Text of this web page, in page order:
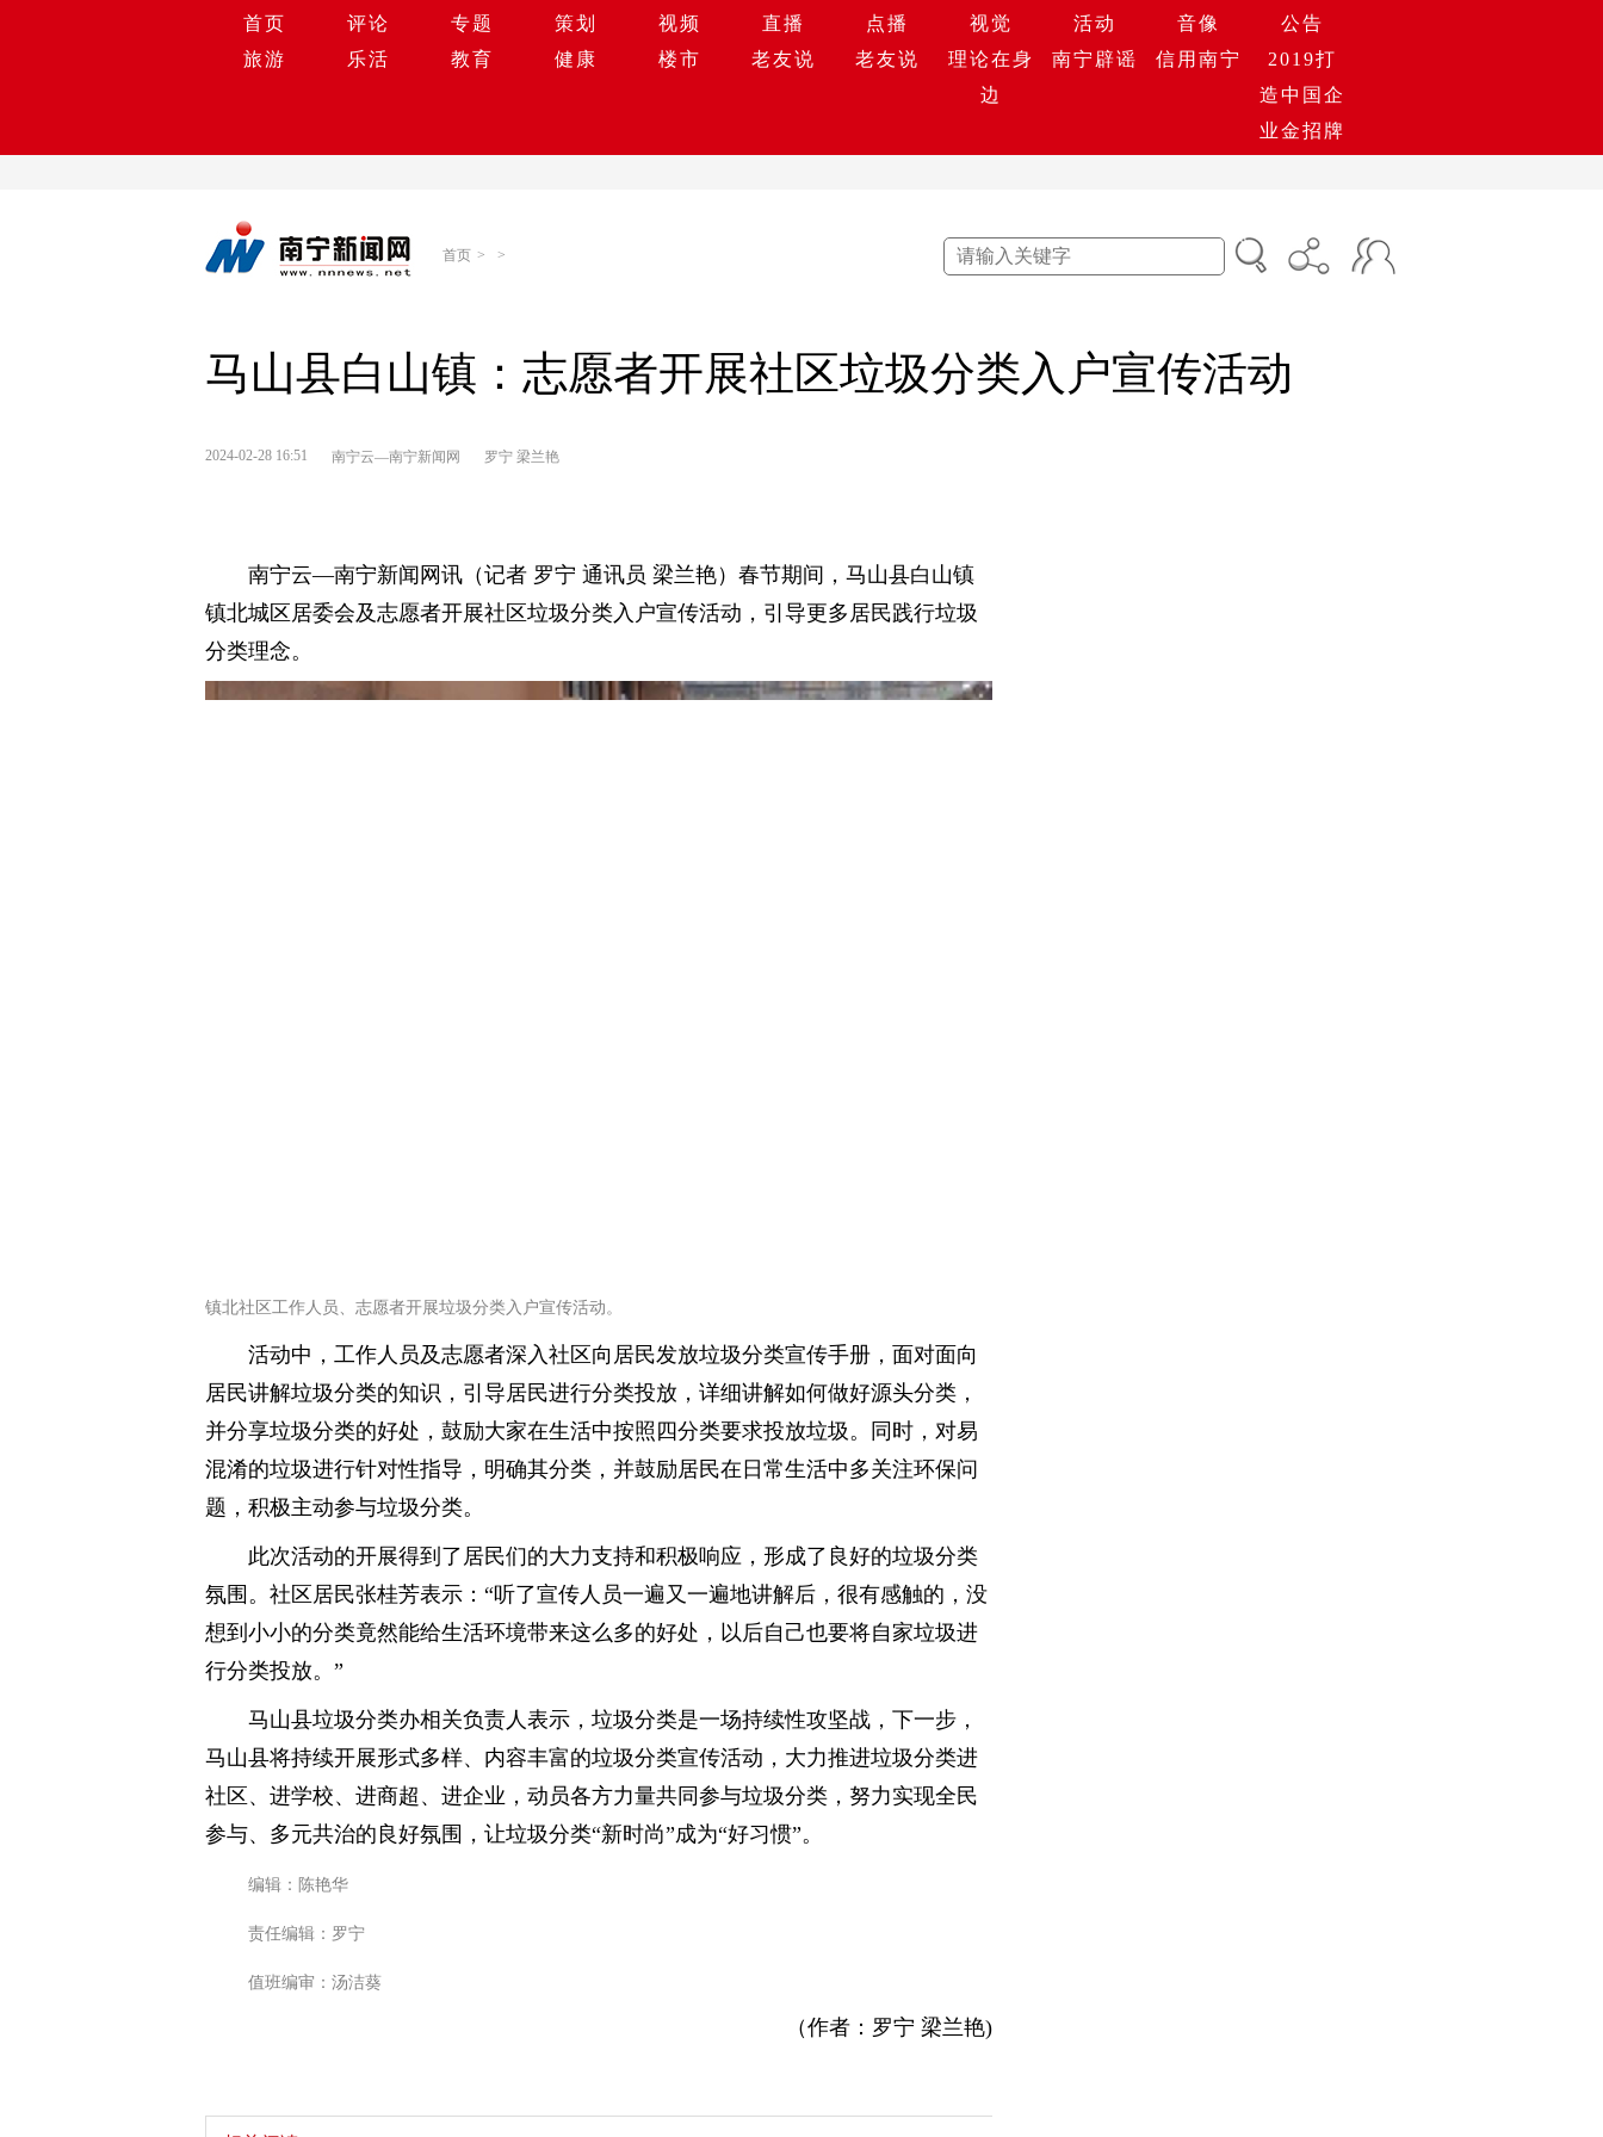
首页 评论 专题 策划 视频 直播 点播 视觉 活动 音像
公告
旅游
乐活 教育 健康 楼市 老友说 老友说
理论在身
边
南宁辟谣 信用南宁
2019打
造中国企
业金招牌
首页 > >
马山县白山镇：志愿者开展社区垃圾分类入户宣传活动
2024-02-28 16:51 ​南宁云—南宁新闻网 罗宁 梁兰艳
南宁云—南宁新闻网讯（记者 罗宁 通讯员 梁兰艳）春节期间，马山县白山镇
镇北城区居委会及志愿者开展社区垃圾分类入户宣传活动，引导更多居民践行垃圾
分类理念。
镇北社区工作人员、志愿者开展垃圾分类入户宣传活动。
活动中，工作人员及志愿者深入社区向居民发放垃圾分类宣传手册，面对面向
居民讲解垃圾分类的知识，引导居民进行分类投放，详细讲解如何做好源头分类，
并分享垃圾分类的好处，鼓励大家在生活中按照四分类要求投放垃圾。同时，对易
混淆的垃圾进行针对性指导，明确其分类，并鼓励居民在日常生活中多关注环保问
题，积极主动参与垃圾分类。
此次活动的开展得到了居民们的大力支持和积极响应，形成了良好的垃圾分类
氛围。社区居民张桂芳表示：“听了宣传人员一遍又一遍地讲解后，很有感触的，没
想到小小的分类竟然能给生活环境带来这么多的好处，以后自己也要将自家垃圾进
行分类投放。”
马山县垃圾分类办相关负责人表示，垃圾分类是一场持续性攻坚战，下一步，
马山县将持续开展形式多样、内容丰富的垃圾分类宣传活动，大力推进垃圾分类进
社区、进学校、进商超、进企业，动员各方力量共同参与垃圾分类，努力实现全民
参与、多元共治的良好氛围，让垃圾分类“新时尚”成为“好习惯”。
编辑：陈艳华
责任编辑：罗宁
值班编审：汤洁葵
（作者：罗宁 梁兰艳)